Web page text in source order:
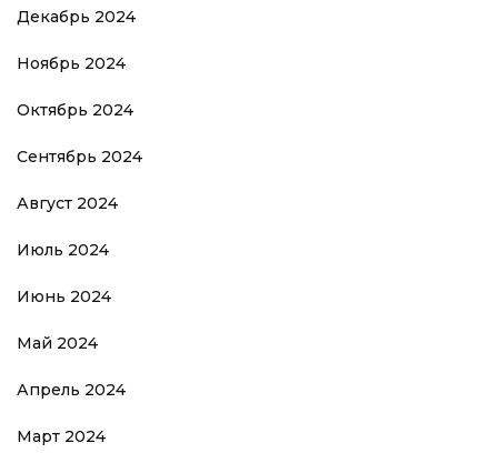
Декабрь 2024
Ноябрь 2024
Октябрь 2024
Сентябрь 2024
Август 2024
Июль 2024
Июнь 2024
Май 2024
Апрель 2024
Март 2024